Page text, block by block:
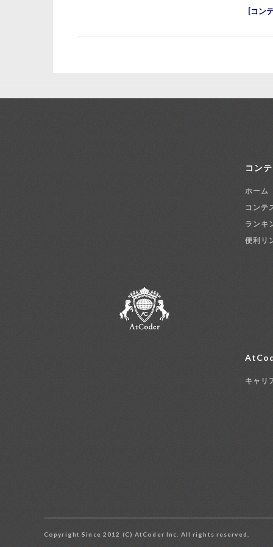
コン
コン
ホーム
コンテ
ランキ
便利リ
キャリ
Copyright Since 2012 (C) AtCoder Inc. All rights reserved.